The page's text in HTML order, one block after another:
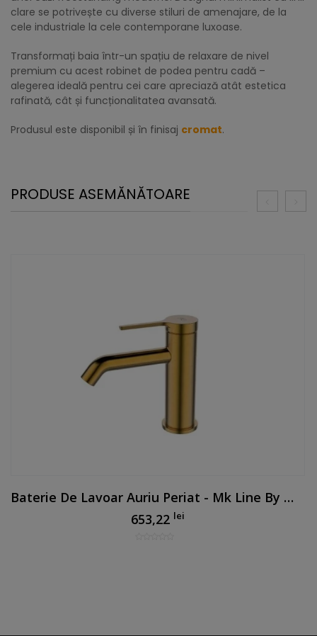
clare se potrivește cu diverse stiluri de amenajare, de la
cele industriale la cele contemporane luxoase.
Transformați baia într-un spațiu de relaxare de nivel
premium cu acest robinet de podea pentru cadă –
alegerea ideală pentru cei care apreciază atât estetica
rafinată, cât și funcționalitatea avansată.
Produsul este disponibil și în finisaj cromat.
PRODUSE ASEMĂNĂTOARE
Baterie De Lavoar Auriu Periat - Mk Line By Mirtak
653,22 lei